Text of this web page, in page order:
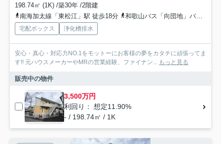
198.74㎡ (1K) /築30年 /2階建
南海加太線「東松江」駅 徒歩18分
和歌山バス「向団地」バス停下車 徒歩4分
宅配ボックス 浄化槽排水
安心・真心・対応力NO.1をモットーにお客様の夢をカタチに頑張ってま
す!! 元ハウスメーカーやMRの営業経験、ファイナン... もっと見る
販売中の物件
3,500万円
利回り： 想定11.90%
- / 198.74㎡ / 1K